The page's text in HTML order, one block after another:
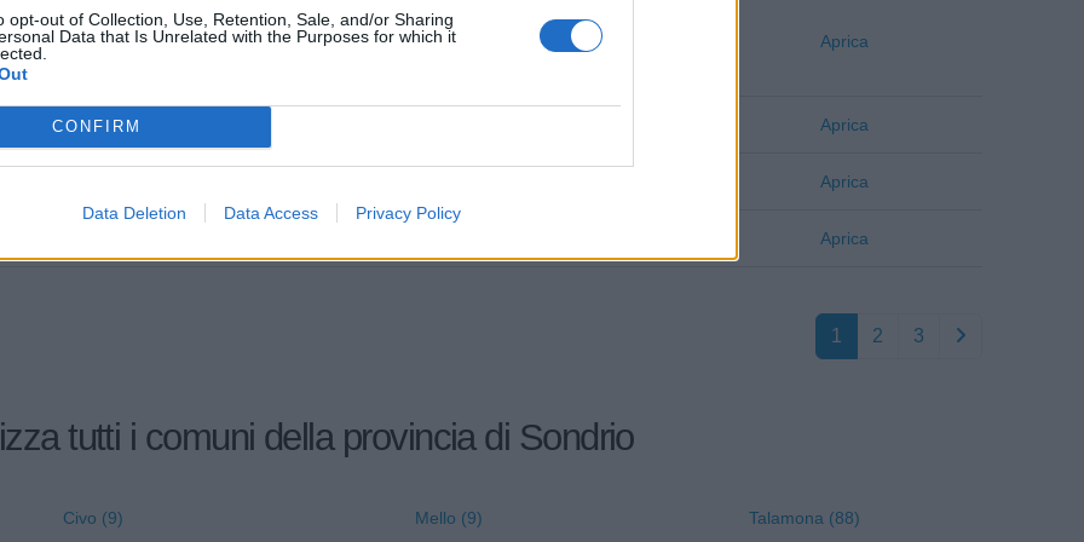
opt-out of Collection, Use, Retention, Sale, and/or Sharing
Data that Is Unrelated with the Purposes for which it
CONFIRM
Data Deletion Data Access Privacy Policy
IMPIANTI SOCIETA'
A RESPONSABILITA'
0-1 milioni Aprica
Aprica
Aprica
Aprica
1 2 3
tutti i comuni della provincia di Sondrio
Civo (9) Mello (9) Talamona (88)